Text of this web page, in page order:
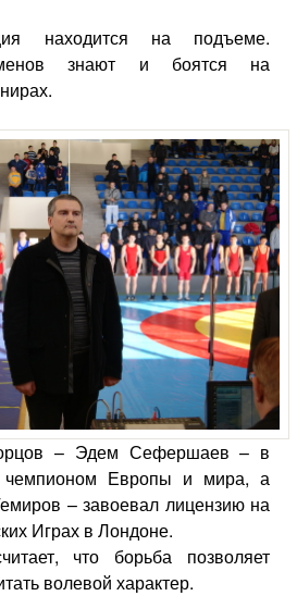
находится на подъеме.
знают и боятся на
– Эдем Сефершаев – в
чемпионом Европы и мира, а
– завоевал лицензию на
Играх в Лондоне.
что борьба позволяет
волевой характер.